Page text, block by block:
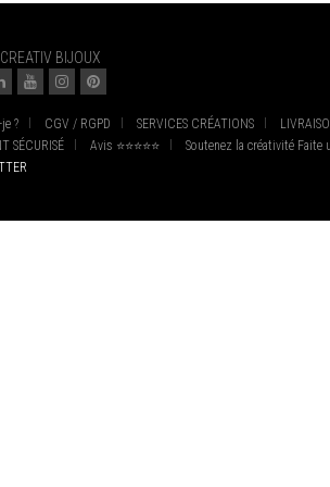
BIJOUX
? CGV / RGPD SERVICES CRÉATIONS
SÉCURISÉ
Avis ⭐⭐⭐⭐⭐ Soutenez la créativité